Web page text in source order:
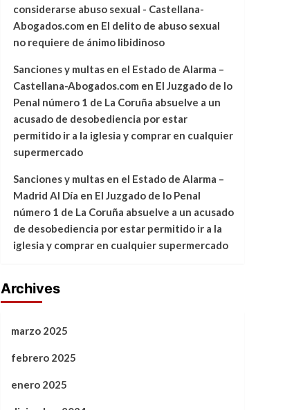
considerarse abuso sexual - Castellana-
Abogados.com en El delito de abuso sexual
no requiere de ánimo libidinoso
Sanciones y multas en el Estado de Alarma –
Castellana-Abogados.com en El Juzgado de lo
Penal número 1 de La Coruña absuelve a un
acusado de desobediencia por estar
permitido ir a la iglesia y comprar en cualquier
supermercado
Sanciones y multas en el Estado de Alarma –
Madrid Al Día en El Juzgado de lo Penal
número 1 de La Coruña absuelve a un acusado
de desobediencia por estar permitido ir a la
iglesia y comprar en cualquier supermercado
Archives
marzo 2025
febrero 2025
enero 2025